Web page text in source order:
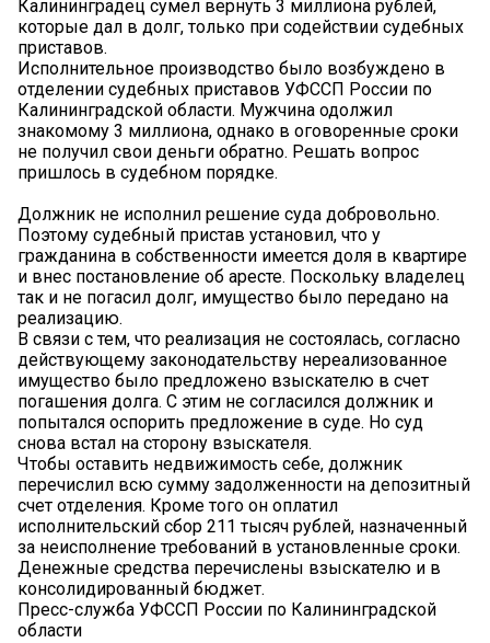
Калининградец сумел вернуть 3 миллиона рублей,
которые дал в долг, только при содействии судебных
приставов.
Исполнительное производство было возбуждено в
отделении судебных приставов УФССП России по
Калининградской области. Мужчина одолжил
знакомому 3 миллиона, однако в оговоренные сроки
не получил свои деньги обратно. Решать вопрос
пришлось в судебном порядке.
Должник не исполнил решение суда добровольно.
Поэтому судебный пристав установил, что у
гражданина в собственности имеется доля в квартире
и внес постановление об аресте. Поскольку владелец
так и не погасил долг, имущество было передано на
реализацию.
В связи с тем, что реализация не состоялась, согласно
действующему законодательству нереализованное
имущество было предложено взыскателю в счет
погашения долга. С этим не согласился должник и
попытался оспорить предложение в суде. Но суд
снова встал на сторону взыскателя.
Чтобы оставить недвижимость себе, должник
перечислил всю сумму задолженности на депозитный
счет отделения. Кроме того он оплатил
исполнительский сбор 211 тысяч рублей, назначенный
за неисполнение требований в установленные сроки.
Денежные средства перечислены взыскателю и в
консолидированный бюджет.
Пресс-служба УФССП России по Калининградской
области